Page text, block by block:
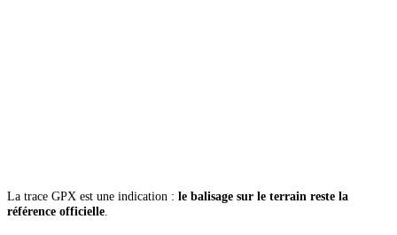
La trace GPX est une indication : le balisage sur le terrain reste la
référence officielle